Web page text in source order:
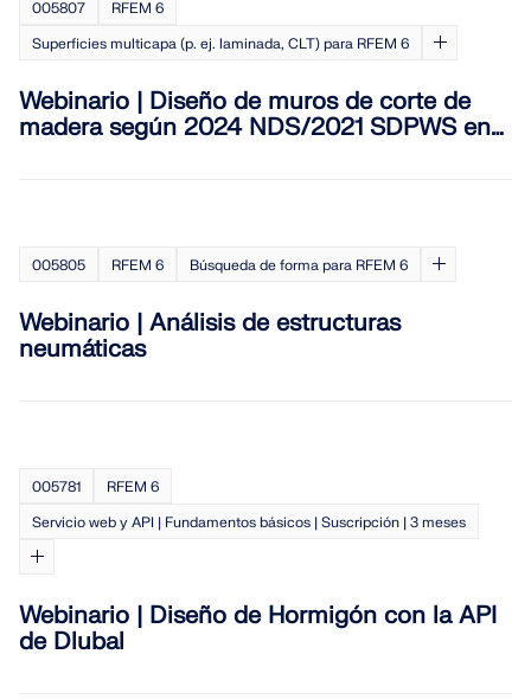
SABER MÁS
nieve, velocidades del viento y datos sísmicos.
005807
RFEM 6
Superficies multicapa (p. ej. laminada, CLT) para RFEM 6
Webinario | Diseño de muros de corte de
madera según 2024 NDS/2021 SDPWS en
005805 RFEM 6 Búsqueda de forma para RFEM 6
Webinario | Análisis de estructuras
neumáticas
005781
RFEM 6
Servicio web y API | Fundamentos básicos | Suscripción | 3 meses
Webinario | Diseño de Hormigón con la API
de Dlubal